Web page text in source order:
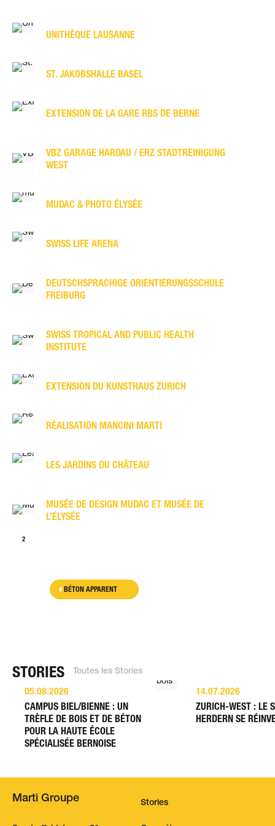
UNITHÈQUE LAUSANNE
ST. JAKOBSHALLE BASEL
EXTENSION DE LA GARE RBS DE BERNE
VBZ GARAGE HARDAU / ERZ STADTREINIGUNG
WEST
MUDAC & PHOTO ÉLYSÉE
SWISS LIFE ARENA
DEUTSCHSPRACHIGE ORIENTIERUNGSSCHULE
FREIBURG
SWISS TROPICAL AND PUBLIC HEALTH
INSTITUTE
EXTENSION DU KUNSTHAUS ZURICH
RÉALISATION MANCINI MARTI
LES JARDINS DU CHÂTEAU
MUSÉE DE DESIGN MUDAC ET MUSÉE DE
L’ÉLYSÉE
2
BÉTON APPARENT
STORIES Toutes les Stories
05.08.2026
CAMPUS BIEL/BIENNE : UN
TRÈFLE DE BOIS ET DE BÉTON
POUR LA HAUTE ÉCOLE
SPÉCIALISÉE BERNOISE
14.07.2026
ZURICH-WEST : LE
HERDERN SE
Marti Groupe Stories